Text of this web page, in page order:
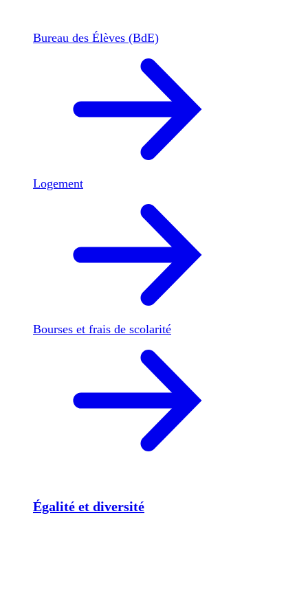
Bureau des Élèves (BdE)
Logement
Bourses et frais de scolarité
Égalité et diversité